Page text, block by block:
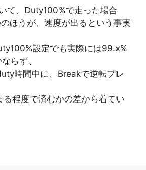
て、Duty100%で走った場合
ほうが、速度が出るという事実
設定でも実際には99.x%
らず、
時間中に、Breakで逆転ブレ
る程度で済むかの差から着てい